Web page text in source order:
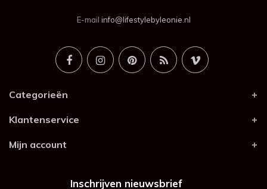
E-mail info@lifestylebyleonie.nl
Categorieën
Klantenservice
Mijn account
Inschrijven nieuwsbrief